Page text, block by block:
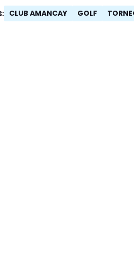
CLUB AMANCAY GOLF